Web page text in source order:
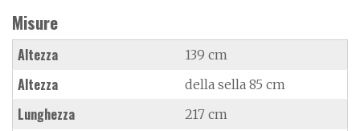
Misure
Altezza 139 cm
Altezza della sella 85 cm
Lunghezza 217 cm